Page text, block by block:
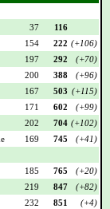
37
116
154 222 (+106)
197 292
(+70)
200 388
(+96)
167 503 (+115)
171 602
(+99)
202 704 (+102)
169 745
(+41)
185 765
(+20)
219 847
(+82)
232 851
(+4)